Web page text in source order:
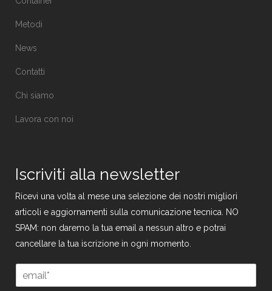
Metodi
News
Contatti
Chi siamo
Lavora con noi
Iscriviti alla newsletter
Ricevi una volta al mese una selezione dei nostri migliori
articoli e aggiornamenti sulla comunicazione tecnica. NO
SPAM: non daremo la tua email a nessun altro e potrai
cancellare la tua iscrizione in ogni momento.
m